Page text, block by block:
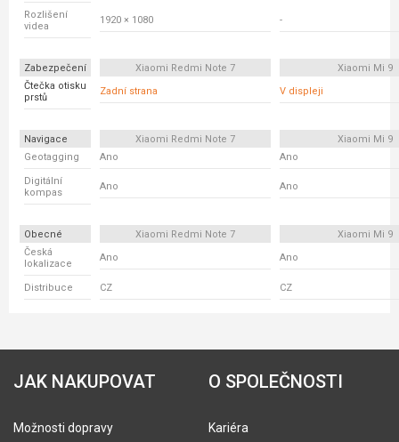
Rozlišení
videa
1920 × 1080 -
Zabezpečení Xiaomi Redmi Note 7
Xiaomi Mi 9
Čtečka otisku
prstů
Zadní strana V displeji
Navigace Xiaomi Redmi Note 7
Xiaomi Mi 9
Geotagging
Ano Ano
Digitální
kompas
Ano Ano
Obecné Xiaomi Redmi Note 7
Xiaomi Mi 9
Česká
lokalizace
Ano Ano
Distribuce CZ CZ
JAK NAKUPOVAT
Možnosti dopravy
O SPOLEČNOSTI
Kariéra